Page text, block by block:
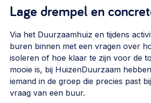
Lage drempel en
Via het Duurzaamhuiz en tijdens
buren binnen met een vragen over
isoleren of hoe klaar te zijn voor de
mooie is, bij HuizenDuurzaam
iemand in de groep die precies past
vraag van een buur.